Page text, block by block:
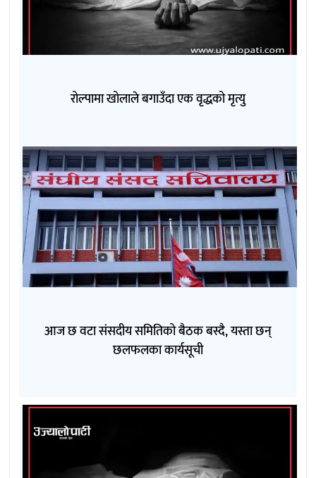
रोल्पामा खोलाले बगाउँदा एक वृद्धको मृत्यु
आज छ वटा संसदीय समितिको बैठक बस्दै, यस्ता छन्
छलफलका कार्यसूची